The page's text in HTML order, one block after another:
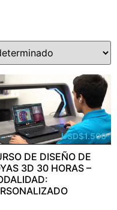
USD$1.500
DE DISEÑO DE
3D 30 HORAS –